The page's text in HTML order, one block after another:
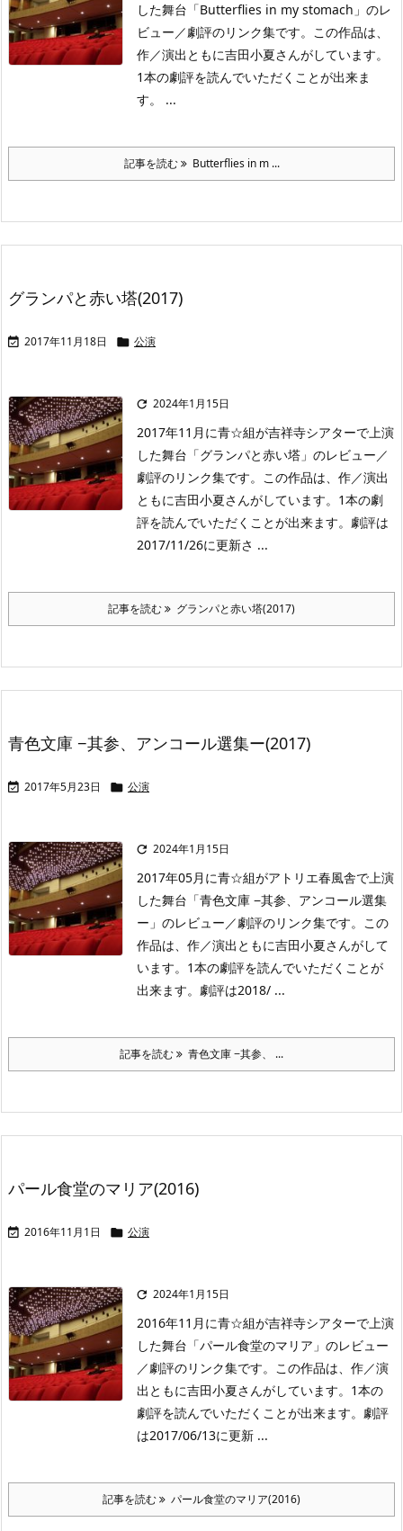
した舞台「Butterflies in my stomach」のレ
ビュー／劇評のリンク集です。この作品は、
作／演出ともに吉田小夏さんがしています。
1本の劇評を読んでいただくことが出来ま
す。 ...
記事を読む Butterflies in m ...
グランパと赤い塔(2017)
 2017年11月18日  公演
 2024年1月15日
2017年11月に青☆組が吉祥寺シアターで上演
した舞台「グランパと赤い塔」のレビュー／
劇評のリンク集です。この作品は、作／演出
ともに吉田小夏さんがしています。1本の劇
評を読んでいただくことが出来ます。劇評は
2017/11/26に更新さ ...
記事を読む グランパと赤い塔(2017)
青色文庫 −其参、アンコール選集ー(2017)
 2017年5月23日  公演
 2024年1月15日
2017年05月に青☆組がアトリエ春風舎で上演
した舞台「青色文庫 −其参、アンコール選集
ー」のレビュー／劇評のリンク集です。この
作品は、作／演出ともに吉田小夏さんがして
います。1本の劇評を読んでいただくことが
出来ます。劇評は2018/ ...
記事を読む 青色文庫 −其参、 ...
パール食堂のマリア(2016)
 2016年11月1日  公演
 2024年1月15日
2016年11月に青☆組が吉祥寺シアターで上演
した舞台「パール食堂のマリア」のレビュー
／劇評のリンク集です。この作品は、作／演
出ともに吉田小夏さんがしています。1本の
劇評を読んでいただくことが出来ます。劇評
は2017/06/13に更新 ...
記事を読む パール食堂のマリア(2016)